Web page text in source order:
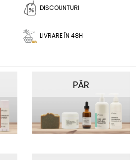
DISCOUNTURI
LIVRARE ÎN 48H
PĂR